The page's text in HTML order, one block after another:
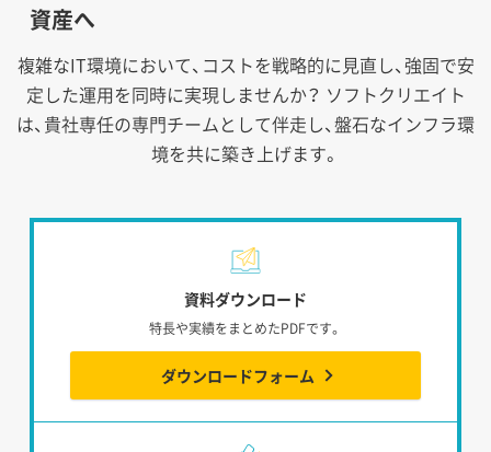
資産へ
複雑なIT環境において、コストを戦略的に見直し、強固で安
定した運用を同時に実現しませんか？ ソフトクリエイト
は、貴社専任の専門チームとして伴走し、盤石なインフラ環
境を共に築き上げます。
資料ダウンロード
特長や実績をまとめたPDFです。
ダウンロードフォーム